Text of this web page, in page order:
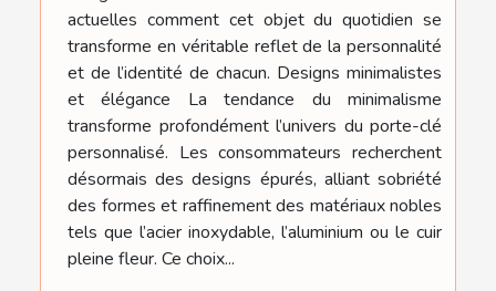
actuelles comment cet objet du quotidien se
transforme en véritable reflet de la personnalité
et de l’identité de chacun. Designs minimalistes
et élégance La tendance du minimalisme
transforme profondément l’univers du porte-clé
personnalisé. Les consommateurs recherchent
désormais des designs épurés, alliant sobriété
des formes et raffinement des matériaux nobles
tels que l’acier inoxydable, l’aluminium ou le cuir
pleine fleur. Ce choix...